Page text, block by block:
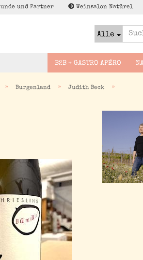
und Partner Weinsalon Natürel
Alle
Natural im Sinne
Vincaillerie -
gut!
Cider -
Wenig to
Alk - Met,
co
B2B + GASTRO APÉRO
» Burgenland » Judith Beck »